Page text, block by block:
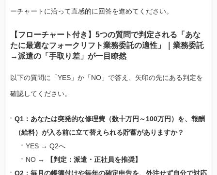
ーチャートに沿って直感的に回答を進めてください。
【フローチャート付き】5つの質問で判定される「あな
たに最適なフォークリフト業務委託の適性」｜業務委託
→派遣の「手取り差」が一目瞭然
以下の質問に「YES」か「NO」で答え、矢印の先にある判定を
確認してください。
Q1：あなたは突発的な修理費（数十万円～100万円）を、報酬
（給料）が入る前に立て替えられる貯蓄がありますか？
YES → Q2へ
NO →
【判定：派遣・正社員を推奨】
Q2：毎月の帳簿付けや毎年の確定申告を、外注せず自分で対応